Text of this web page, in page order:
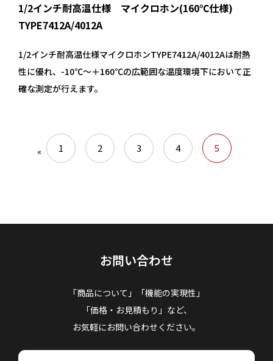
1/2インチ耐高温仕様 マイクロホン(160℃仕様)
TYPE7412A/4012A
1/2インチ耐高温仕様マイクロホンTYPE7412A/4012Aは耐熱
性に優れ、-10℃～＋160℃の広範囲な温度環境下において正
確な測定が行えます。
« 1 2 3 4 5
お問い合わせ
「商品について」「機能の実現性」
「価格・お見積もり」など、
お気軽にお問い合わせください。